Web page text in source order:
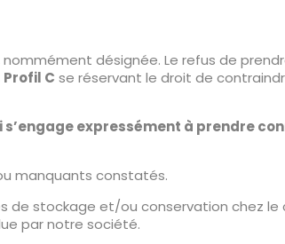
désignée. Le refus de
Profil C se réservant le droit de
expressément à prendre
manquants constatés.
de stockage et/ou conservation chez
par notre société.